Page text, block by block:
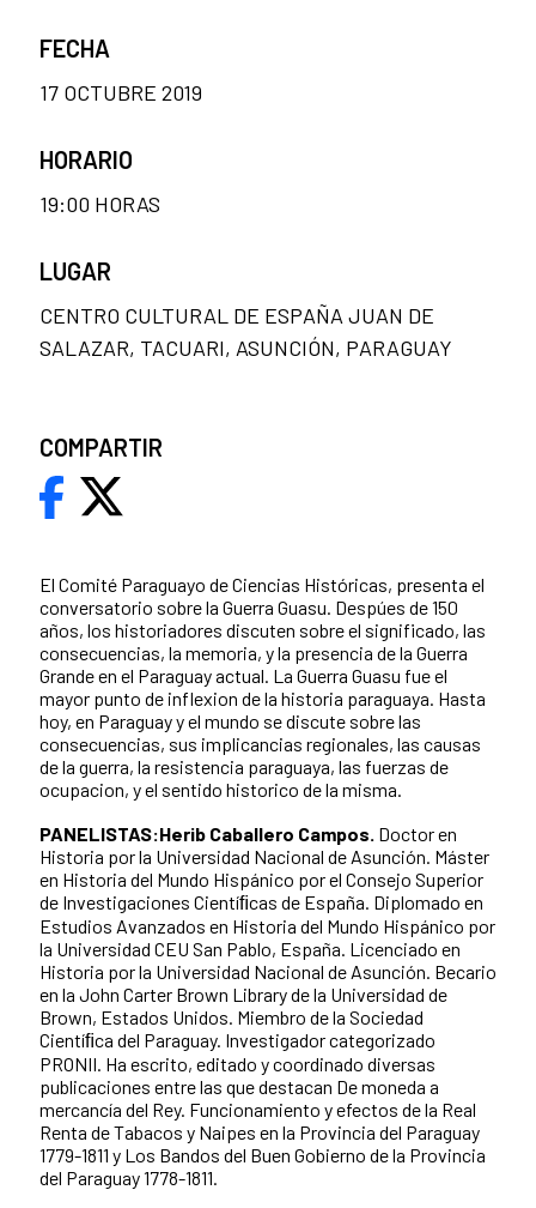
El Comité Paraguayo de Ciencias Históricas, presenta el
conversatorio sobre la Guerra Guasu. Despúes de 150
años, los historiadores discuten sobre el significado, las
consecuencias, la memoria, y la presencia de la Guerra
Grande en el Paraguay actual. La Guerra Guasu fue el
mayor punto de inflexion de la historia paraguaya. Hasta
hoy, en Paraguay y el mundo se discute sobre las
consecuencias, sus implicancias regionales, las causas
de la guerra, la resistencia paraguaya, las fuerzas de
ocupacion, y el sentido historico de la misma.
PANELISTAS:Herib Caballero Campos. Doctor en
Historia por la Universidad Nacional de Asunción. Máster
en Historia del Mundo Hispánico por el Consejo Superior
de Investigaciones Cientíﬁcas de España. Diplomado en
Estudios Avanzados en Historia del Mundo Hispánico por
la Universidad CEU San Pablo, España. Licenciado en
Historia por la Universidad Nacional de Asunción. Becario
en la John Carter Brown Library de la Universidad de
Brown, Estados Unidos. Miembro de la Sociedad
Cientíﬁca del Paraguay. Investigador categorizado
PRONII. Ha escrito, editado y coordinado diversas
publicaciones entre las que destacan De moneda a
mercancía del Rey. Funcionamiento y efectos de la Real
Renta de Tabacos y Naipes en la Provincia del Paraguay
1779-1811 y Los Bandos del Buen Gobierno de la Provincia
del Paraguay 1778-1811.
FECHA
17 OCTUBRE 2019
HORARIO
19:00 HORAS
LUGAR
CENTRO CULTURAL DE ESPAÑA JUAN DE
SALAZAR, TACUARI, ASUNCIÓN, PARAGUAY
COMPARTIR